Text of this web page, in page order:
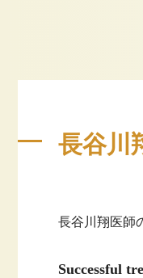
長谷川
長谷川翔医師
Successful